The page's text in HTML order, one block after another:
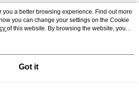
you a better browsing experience. Find out more
you can change your settings on the Cookie
of this website. By browsing the website, you
described in our Cookie Statement.
Got it